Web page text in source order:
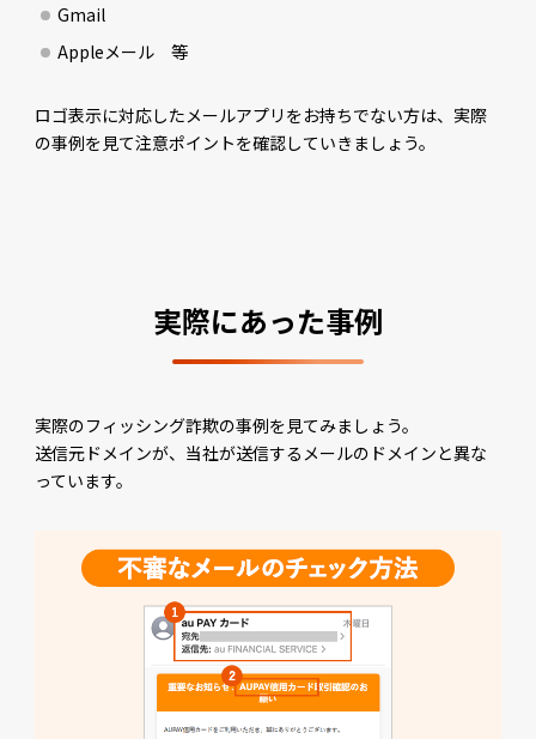
Gmail
Appleメール 等
ロゴ表示に対応したメールアプリをお持ちでない方は、実際
の事例を見て注意ポイントを確認していきましょう。
実際にあった事例
実際のフィッシング詐欺の事例を見てみましょう。
送信元ドメインが、当社が送信するメールのドメインと異な
っています。